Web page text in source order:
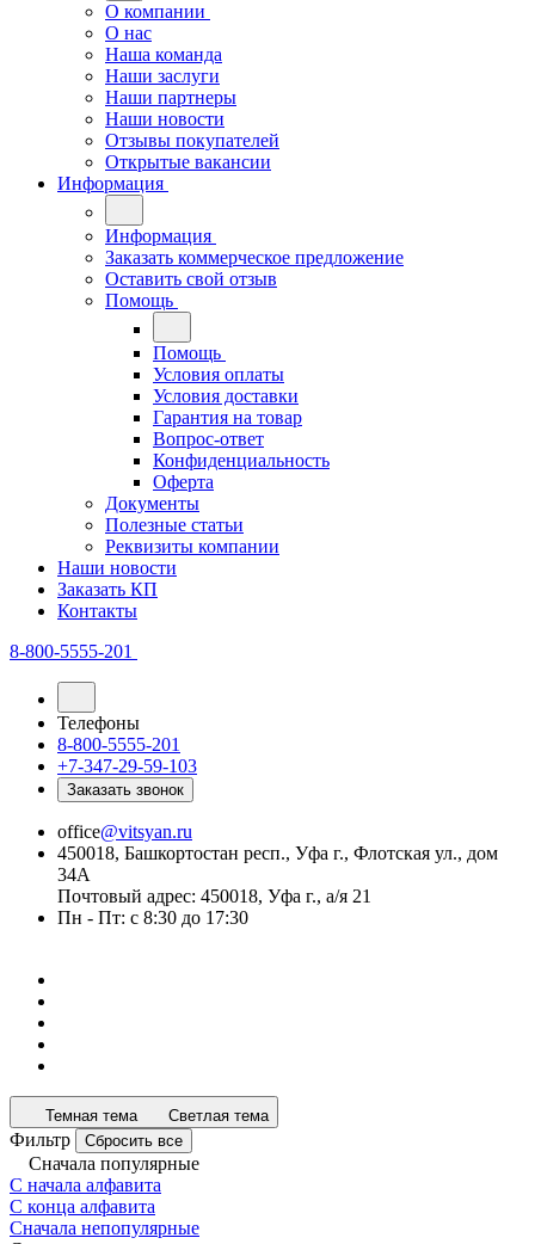
О компании
О нас
Наша команда
Наши заслуги
Наши партнеры
Наши новости
Отзывы покупателей
Открытые вакансии
Информация
Информация
Заказать коммерческое предложение
Оставить свой отзыв
Помощь
Помощь
Условия оплаты
Условия доставки
Гарантия на товар
Вопрос-ответ
Конфиденциальность
Оферта
Документы
Полезные статьи
Реквизиты компании
Наши новости
Заказать КП
Контакты
8-800-5555-201
Телефоны
8-800-5555-201
+7-347-29-59-103
Заказать звонок
office@vitsyan.ru
450018, Башкортостан респ., Уфа г., Флотская ул., дом
34А
Почтовый адрес: 450018, Уфа г., а/я 21
Пн - Пт: с 8:30 до 17:30
Темная тема Светлая тема
Фильтр Сбросить все
Сначала популярные
С начала алфавита
С конца алфавита
Сначала непопулярные